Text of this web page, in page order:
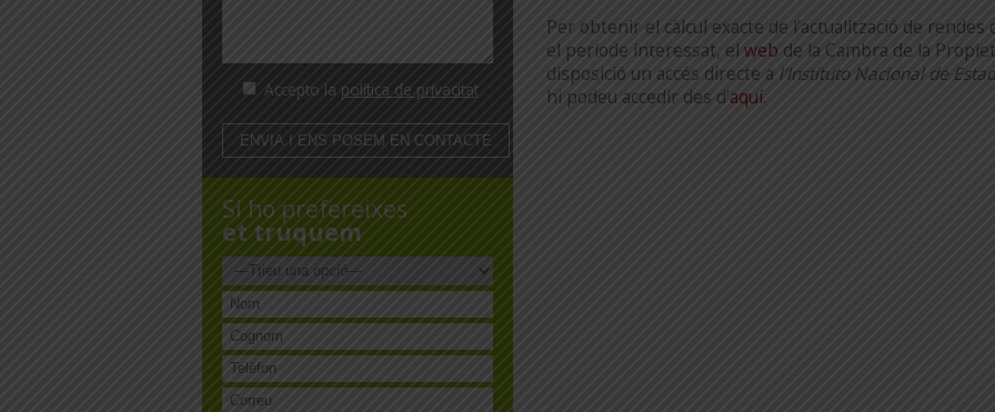
Per obtenir el càlcul exacte de l’actualització de
el període interessat, el web de la Cambra de la
disposició un accés directe a l’Instituto Nacional de
hi podeu accedir des d’aquí.
Accepto la política de privacitat
Si ho prefereixes
et truquem